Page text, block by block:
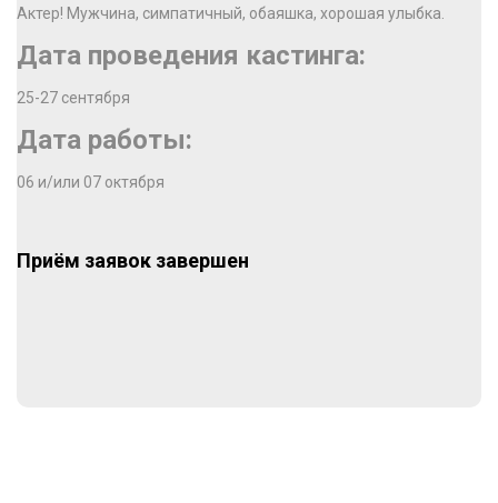
Актер! Мужчина, симпатичный, обаяшка, хорошая улыбка.
Дата проведения кастинга:
25-27 сентября
Дата работы:
06 и/или 07 октября
Приём заявок завершен